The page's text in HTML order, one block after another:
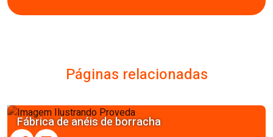
Páginas relacionadas
Fábrica de anéis de borracha